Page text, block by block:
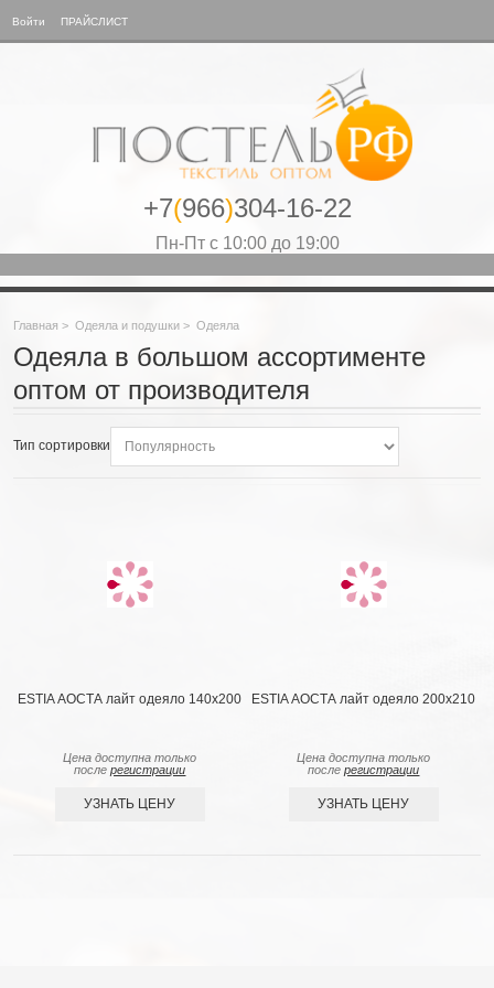
Войти ПРАЙСЛИСТ
+7(966)304-16-22
Пн-Пт с 10:00 до 19:00
Главная > Одеяла и подушки > Одеяла
Одеяла в большом ассортименте
оптом от производителя
Тип сортировки
ESTIA АОСТА лайт одеяло 140x200
Цена доступна только
послерегистрации
УЗНАТЬ ЦЕНУ
ESTIA АОСТА лайт одеяло 200x210
Цена доступна только
послерегистрации
УЗНАТЬ ЦЕНУ